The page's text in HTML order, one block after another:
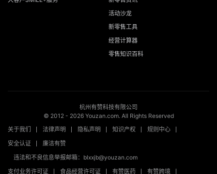
活动沙龙
新零售工具
经营计算器
零售知识百科
杭州有赞科技有限公司
© 2012 - 2026Youzan.com. All Rights Reserved
关于我们
法律声明 隐私声明 知识产权
规则中心
安全认证
廉洁有赞
违法和不良信息举报邮箱：blxxjb@youzan.com
支付业务许可证
食品经营许可证 有赞医药 有赞跨境